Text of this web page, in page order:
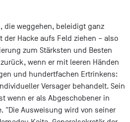
die weggehen, beleidigt ganz
Hacke aufs Feld ziehen – also
zum Stärksten und Besten
wenn er mit leeren Händen
und hundertfachen Ertrinkens:
Versager behandelt. Sein
wenn er als Abgeschobener in
"Die Ausweisung wird von seiner